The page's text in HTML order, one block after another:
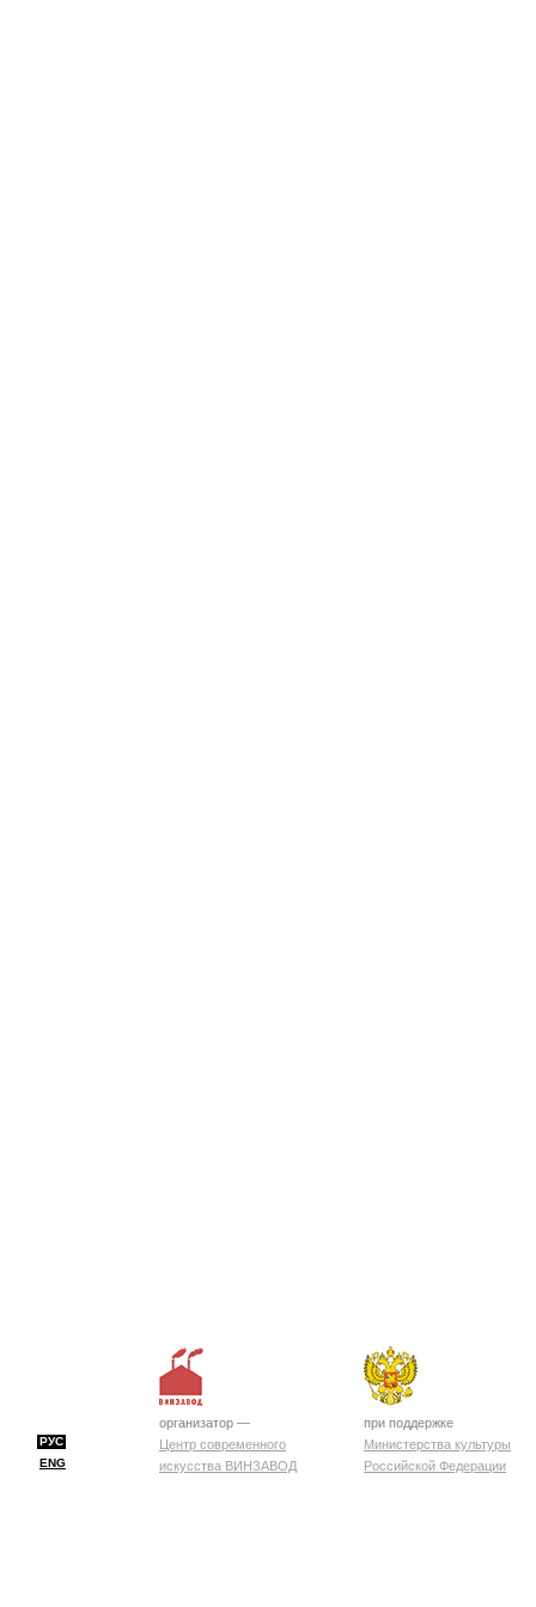
РУС
ENG
организатор —
Центр современного
искусства ВИНЗАВОД
при поддержке
Министерства культуры
Российской Федерации